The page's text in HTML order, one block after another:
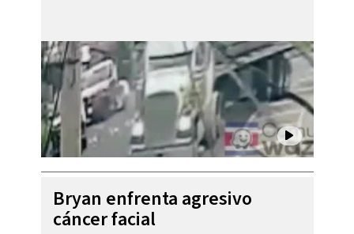
Bryan enfrenta agresivo
cáncer facial